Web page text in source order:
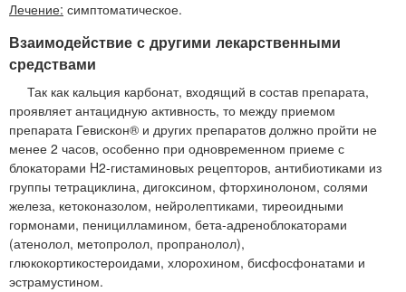
Лечение: симптоматическое.
Взаимодействие с другими лекарственными
средствами
Так как кальция карбонат, входящий в состав препарата,
проявляет антацидную активность, то между приемом
препарата Гевискон® и других препаратов должно пройти не
менее 2 часов, особенно при одновременном приеме с
блокаторами H2-гистаминовых рецепторов, антибиотиками из
группы тетрациклина, дигоксином, фторхинолоном, солями
железа, кетоконазолом, нейролептиками, тиреоидными
гормонами, пеницилламином, бета-адреноблокаторами
(атенолол, метопролол, пропранолол),
глюкокортикостероидами, хлорохином, бисфосфонатами и
эстрамустином.